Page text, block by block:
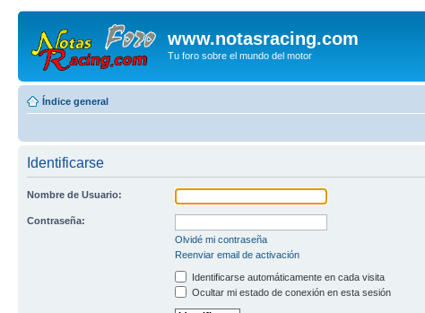
www.notasracing.com
Tu foro sobre el mundo del motor
Índice general
Identificarse
Nombre de Usuario:
Contraseña:
Olvidé mi contraseña
Reenviar email de activación
Identificarse automáticamente en cada visita
Ocultar mi estado de conexión en esta sesión